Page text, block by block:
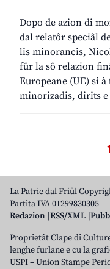
Dopo de azion di
dal relatôr speciâl
lis minorancis,
fûr la sô relazion
Europeane (UE) si
minorizadis, dirits
1
La Patrie dal Friûl
Partita IVA 01299830305
Redazion RSS/XML
Proprietât Clape di
lenghe furlane e cu la
USPI – Union Stampe